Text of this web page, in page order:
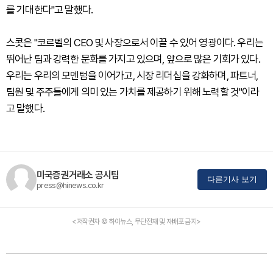
를 기대한다"고 말했다.
스콧은 "코르벨의 CEO 및 사장으로서 이끌 수 있어 영광이다. 우리는
뛰어난 팀과 강력한 문화를 가지고 있으며, 앞으로 많은 기회가 있다.
우리는 우리의 모멘텀을 이어가고, 시장 리더십을 강화하며, 파트너,
팀원 및 주주들에게 의미 있는 가치를 제공하기 위해 노력할 것"이라
고 말했다.
미국증권거래소 공시팀
press@hinews.co.kr
다른기사 보기
<저작권자 © 하이뉴스, 무단전재 및 재배포 금지>